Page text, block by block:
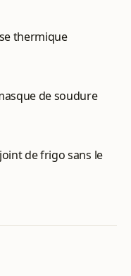
thermique
de soudure
de frigo sans le